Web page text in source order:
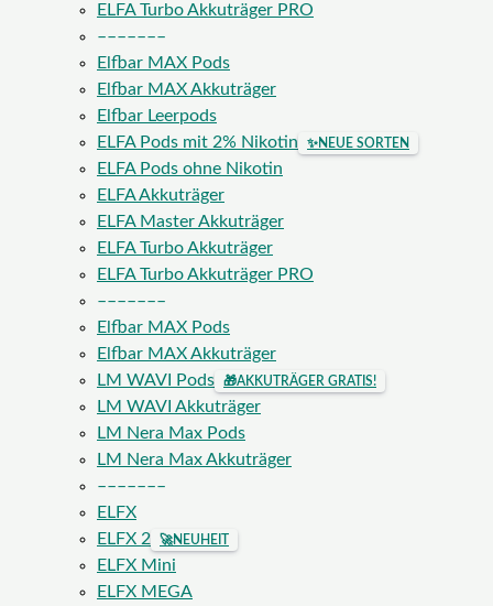
ELFA Turbo Akkuträger PRO
–––––––
Elfbar MAX Pods
Elfbar MAX Akkuträger
Elfbar Leerpods
ELFA Pods mit 2% Nikotin
✨NEUE SORTEN
ELFA Pods ohne Nikotin
ELFA Akkuträger
ELFA Master Akkuträger
ELFA Turbo Akkuträger
ELFA Turbo Akkuträger PRO
–––––––
Elfbar MAX Pods
Elfbar MAX Akkuträger
LM WAVI Pods
🎁AKKUTRÄGER GRATIS!
LM WAVI Akkuträger
LM Nera Max Pods
LM Nera Max Akkuträger
–––––––
ELFX
ELFX 2
🚀NEUHEIT
ELFX Mini
ELFX MEGA